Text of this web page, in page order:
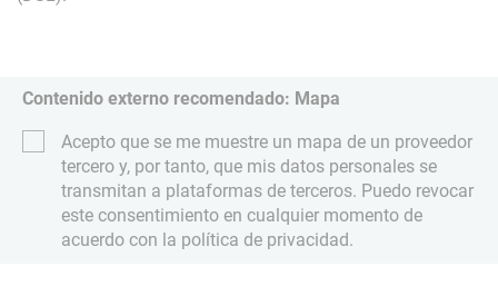
Contenido externo recomendado: Mapa
Acepto que se me muestre un mapa de un proveedor
tercero y, por tanto, que mis datos personales se
transmitan a plataformas de terceros. Puedo revocar
este consentimiento en cualquier momento de
acuerdo con la política de privacidad.